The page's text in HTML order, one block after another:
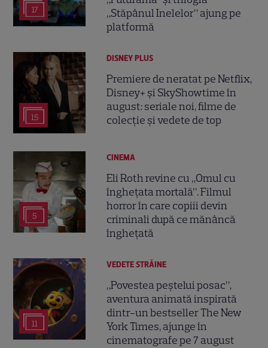
17
„Stăpânul Inelelor” ajung pe
platformă
15
DISNEY PLUS
Premiere de neratat pe Netflix,
Disney+ și SkyShowtime în
august: seriale noi, filme de
colecție și vedete de top
5
CINEMA
Eli Roth revine cu „Omul cu
înghețata mortală”. Filmul
horror în care copiii devin
criminali după ce mănâncă
înghețată
11
VEDETE STRĂINE
„Povestea peștelui posac”,
aventura animată inspirată
dintr-un bestseller The New
York Times, ajunge în
cinematografe pe 7 august